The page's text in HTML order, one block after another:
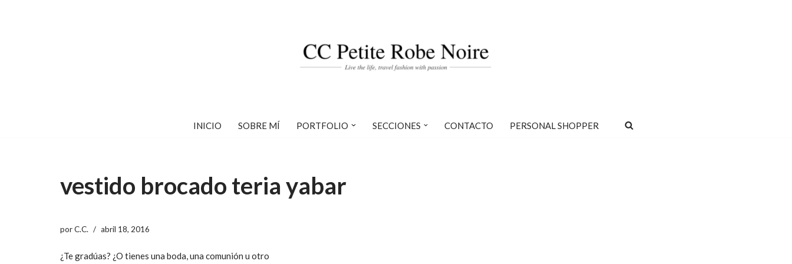
INICIO SOBRE MÍ PORTFOLIO SECCIONES CONTACTO PERSONAL SHOPPER
vestido brocado teria yabar
porC.C. abril 18, 2016
¿Te gradúas? ¿O tienes una boda, una comunión u otro